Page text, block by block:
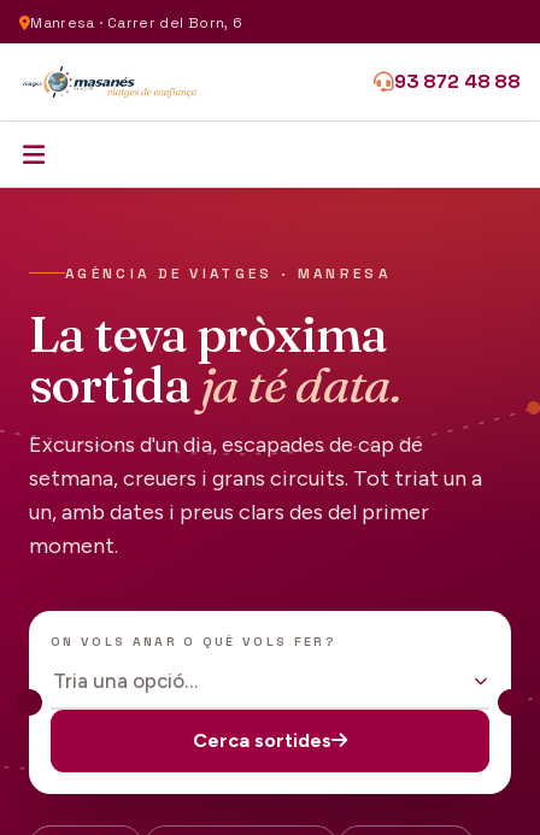
Manresa · Carrer del Born, 6
93 872 48 88
AGÈNCIA DE VIATGES · MANRESA
La teva pròxima
sortidaja té data.
Excursions d'un dia, escapades de cap de
setmana, creuers i grans circuits. Tot triat un a
un, amb dates i preus clars des del primer
moment.
ON VOLS ANAR O QUÈ VOLS FER?
Tria una opció…
Cerca sortides